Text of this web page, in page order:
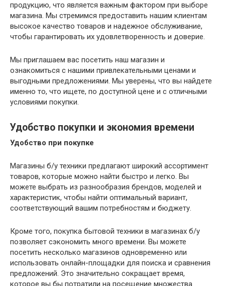
продукцию, что является важным фактором при выборе
магазина. Мы стремимся предоставить нашим клиентам
высокое качество товаров и надежное обслуживание,
чтобы гарантировать их удовлетворенность и доверие.
Мы приглашаем вас посетить наш магазин и
ознакомиться с нашими привлекательными ценами и
выгодными предложениями. Мы уверены, что вы найдете
именно то, что ищете, по доступной цене и с отличными
условиями покупки.
Удобство покупки и экономия времени
Удобство при покупке
Магазины б/у техники предлагают широкий ассортимент
товаров, которые можно найти быстро и легко. Вы
можете выбрать из разнообразия брендов, моделей и
характеристик, чтобы найти оптимальный вариант,
соответствующий вашим потребностям и бюджету.
Кроме того, покупка бытовой техники в магазинах б/у
позволяет сэкономить много времени. Вы можете
посетить несколько магазинов одновременно или
использовать онлайн-площадки для поиска и сравнения
предложений. Это значительно сокращает время,
которое вы бы потратили на посещение множества